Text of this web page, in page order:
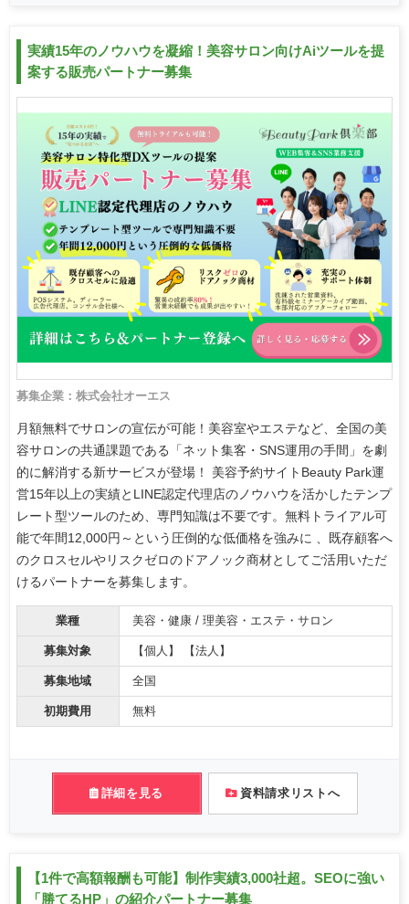
実績15年のノウハウを凝縮！美容サロン向けAiツールを提
案する販売パートナー募集
募集企業：株式会社オーエス
月額無料でサロンの宣伝が可能！美容室やエステなど、全国の美
容サロンの共通課題である「ネット集客・SNS運用の手間」を劇
的に解消する新サービスが登場！ 美容予約サイトBeauty Park運
営15年以上の実績とLINE認定代理店のノウハウを活かしたテンプ
レート型ツールのため、専門知識は不要です。無料トライアル可
能で年間12,000円～という圧倒的な低価格を強みに 、既存顧客へ
のクロスセルやリスクゼロのドアノック商材としてご活用いただ
けるパートナーを募集します。
業種 美容・健康 / 理美容・エステ・サロン
募集対象 【個人】 【法人】
募集地域 全国
初期費用 無料
詳細を見る 資料請求リストへ
【1件で高額報酬も可能】制作実績3,000社超。SEOに強い
「勝てるHP」の紹介パートナー募集